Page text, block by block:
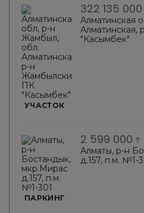
УЧАСТОК
322 135 000
Алматинская
"Касымбек"
ПАРКИНГ
2 599 000 ₸
Алматы, р-н
д.157, п.м. №1-